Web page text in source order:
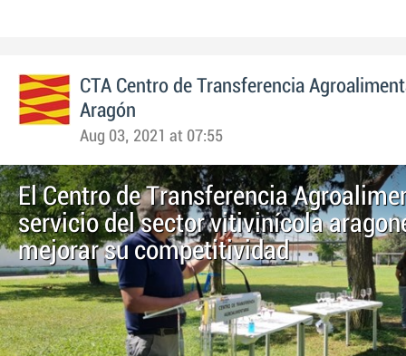
CTA Centro de Transferencia
Aragón
Aug 03, 2021 at 07:55
El Centro de Transferencia
servicio del sector vitivinícola
mejorar su competitividad